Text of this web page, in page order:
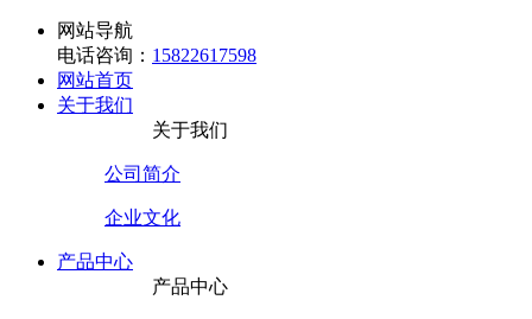
网站导航
电话咨询： 15822617598
网站首页
关于我们
关于我们
公司简介
企业文化
产品中心
产品中心